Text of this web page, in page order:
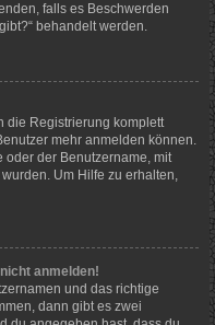
falls es Beschwerden
behandelt werden.
die Registrierung komplett
mehr anmelden können.
oder der Benutzername, mit
Um Hilfe zu erhalten,
anmelden!
und das richtige
dann gibt es zwei